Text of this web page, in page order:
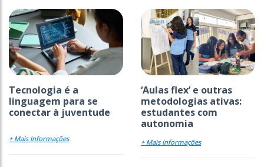
Tecnologia é a
linguagem para se
conectar à juventude
+ Mais Informações
‘Aulas flex’ e outras
metodologias ativas:
estudantes com
autonomia
+ Mais Informações